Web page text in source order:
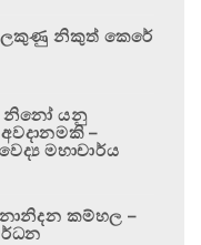
ලකුණු නිකුත් කෙරේ
නිනෝ යනු
–
මහාචාර්ය
කම්හල –